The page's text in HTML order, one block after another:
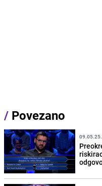
/ Povezano